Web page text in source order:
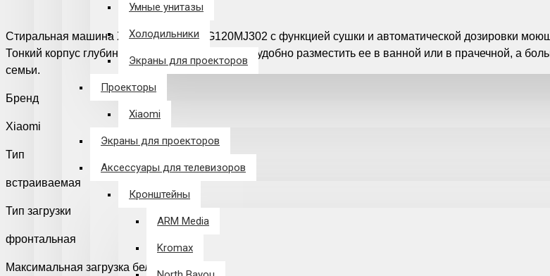
Умные унитазы
Холодильники
Экраны для проекторов
Проекторы
Xiaomi
Экраны для проекторов
Аксессуары для телевизоров
Кронштейны
ARM Media
Kromax
Стиральная машина Xiaomi Mijia XHQG120MJ302 с функцией сушки и автоматической дозировки
Тонкий корпус глубиной всего 63.8 см позволит удобно разместить ее в ванной или в прачечной, а
семьи.
Бренд
Xiaomi
Тип
встраиваемая
Тип загрузки
фронтальная
Максимальная загрузка белья